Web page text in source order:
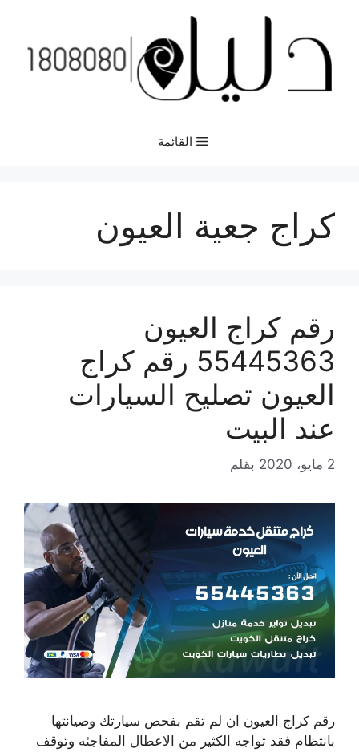
المحتوى
القائمة
كراج جعية العيون
رقم كراج العيون
55445363 رقم كراج
العيون تصليح السيارات
عند البيت
2 مايو، 2020 بقلم
رقم كراج العيون ان لم تقم بفحص سيارتك وصيانتها
بانتظام فقد تواجه الكثير من الاعطال المفاجئه وتوقف